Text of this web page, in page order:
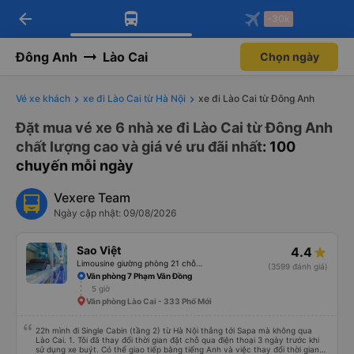
Tải app Vexere ngay!
Nhận ưu đãi thành viên độc
Mở app
Tải app Vexere
-30k/ghế khi đặt vé máy bay qua
Mở app
arrow_back -30k
Đông Anh Lào Cai Chọn ngày
Vé xe khách xe đi Lào Cai từ Hà Nội xe đi Lào Cai từ Đông Anh
Đặt mua vé xe 6 nhà xe đi Lào Cai từ Đông Anh
chất lượng cao và giá vé ưu đãi nhất: 100
chuyến mỗi ngày
Vexere Team
Ngày cập nhật: 09/08/2026
Sao Việt 4.4
(3599 đánh giá)
Văn phòng 7 Phạm Văn Đồng
5 giờ
Văn phòng Lào Cai - 333 Phố Mới
22h mình đi Single Cabin (tầng 2) từ Hà Nội thẳng tới Sapa mà không qua
Lào Cai. 1. Tôi đã thay đổi thời gian đặt chỗ qua điện thoại 3 ngày trước khi
sử dụng xe buýt. Có thể giao tiếp bằng tiếng Anh và việc thay đổi thời gian